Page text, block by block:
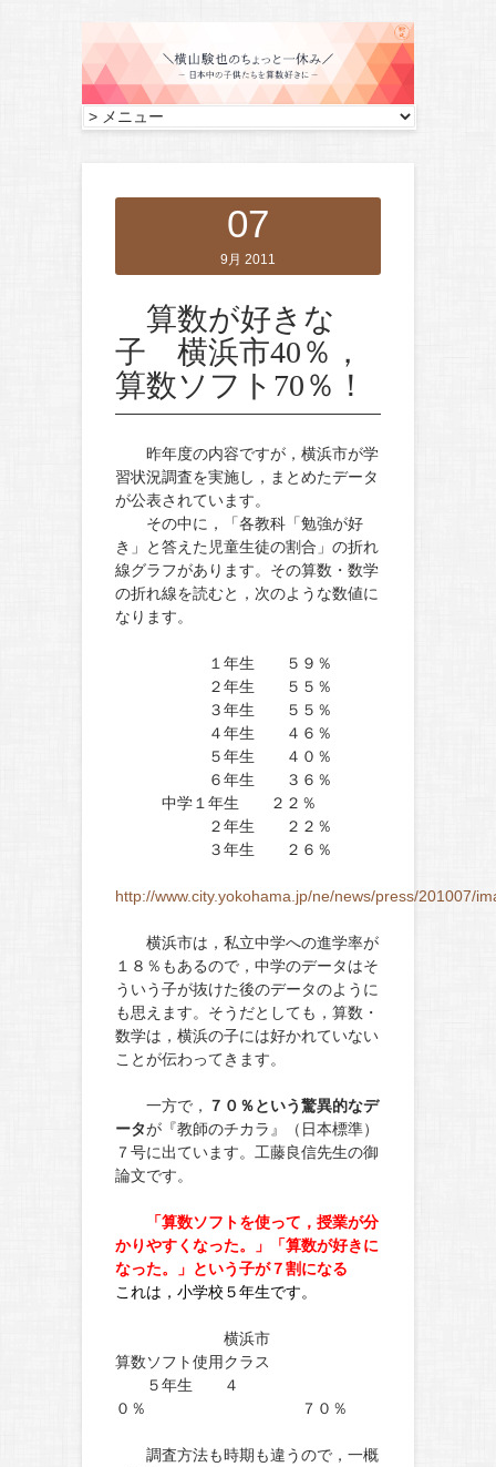
07
9月 2011
算数が好きな
子 横浜市40％，
算数ソフト70％！
昨年度の内容ですが，横浜市が学
習状況調査を実施し，まとめたデータ
が公表されています。
その中に，「各教科「勉強が好
き」と答えた児童生徒の割合」の折れ
線グラフがあります。その算数・数学
の折れ線を読むと，次のような数値に
なります。
１年生 ５９％
２年生 ５５％
３年生 ５５％
４年生 ４６％
５年生 ４０％
６年生 ３６％
中学１年生 ２２％
２年生 ２２％
３年生 ２６％
http://www.city.yokohama.jp/ne/news/press/201007/
横浜市は，私立中学への進学率が
１８％もあるので，中学のデータはそ
ういう子が抜けた後のデータのように
も思えます。そうだとしても，算数・
数学は，横浜の子には好かれていない
ことが伝わってきます。
一方で， ７０％という驚異的なデ
ータが『教師のチカラ』（日本標準）
７号に出ています。工藤良信先生の御
論文です。
「算数ソフトを使って，授業が分
かりやすくなった。」「算数が好きに
なった。」という子が７割になる
これは，小学校５年生です。
横浜市
算数ソフト使用クラス
５年生 ４
０％ ７０％
調査方法も時期も違うので，一概